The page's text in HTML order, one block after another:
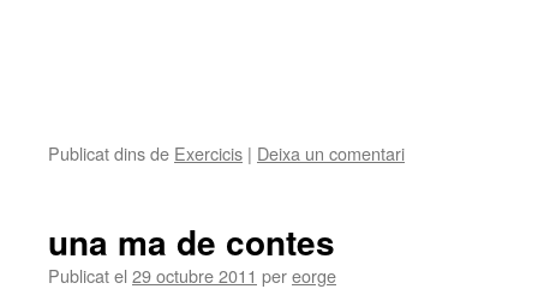
Publicat dins de Exercicis | Deixa un comentari
una ma de contes
Publicat el 29 octubre 2011 pereorge